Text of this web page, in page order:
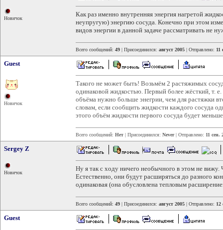
Новичок
Как раз именно внутренняя энергия нагретой
неупругую) энергию сосуда. Конечно при этом
видов энергии в данной задаче рассматривать не
Всего сообщений: 49 | Присоединился: август 2005 | Отправлено: 11
Guest
Новичок
Такого не может быть! Возьмём 2 растяжимых
одинаковой жидкостью. Первый более жёсткий, т.
объёма нужно больше энегрии, чем для растяжки
словам, если сообщить жидкости каждого сосуда
этого объём жидкости первого сосуда будет
Всего сообщений: Нет | Присоединился: Never| Отправлено: 11 сен.
Sergey Z
Новичок
Ну я так с ходу ничего необычного в этом не
Естественно, они будут расширяться до разного
одинаковая (она обусловлена тепловым
Всего сообщений: 49 | Присоединился: август 2005 | Отправлено: 12
Guest